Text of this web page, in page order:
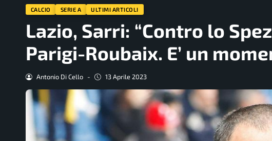
CALCIO SERIE A ULTIMI ARTICOLI
Lazio, Sarri: “Contro lo
Parigi-Roubaix. E’ un
Antonio Di Cello - 13 Aprile 2023